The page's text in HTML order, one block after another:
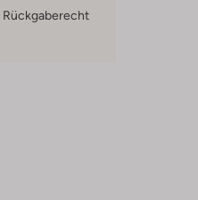
Rückgaberecht